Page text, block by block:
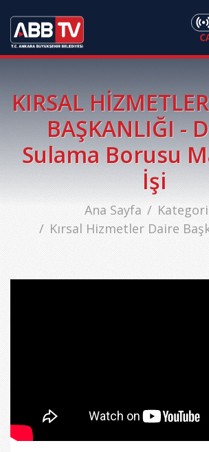
KIRSAL
BAŞKANLIĞI -
Sulama Borusu
İşi
Ana Sayfa
Kırsal Hizmetler Daire